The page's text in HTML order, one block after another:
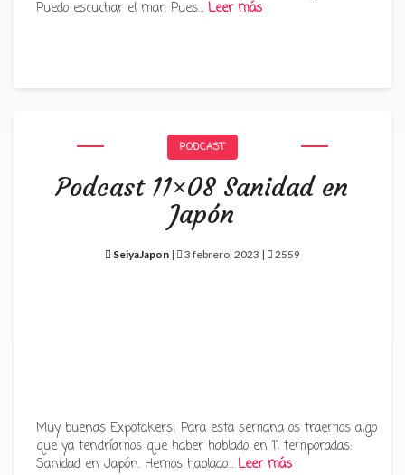
Puedo escuchar el mar. Pues… Leer más
PODCAST
Podcast 11×08 Sanidad en
Japón
SeiyaJapon | 3 febrero, 2023 | 2559
Muy buenas Expotakers! Para esta semana os traemos algo
que ya tendríamos que haber hablado en 11 temporadas:
Sanidad en Japón. Hemos hablado… Leer más